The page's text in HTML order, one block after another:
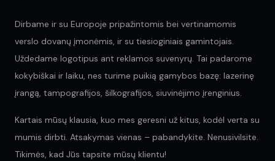
Dirbame ir su Europoje pripažintomis bei vertinamomis
verslo dovanų įmonėmis, ir su tiesioginiais gamintojais.
Uždedame logotipus ant reklamos suvenyrų. Tai padarome
kokybiškai ir laiku, nes turime puikią gamybos bazę: lazerinę
įrangą, tampografijos, šilkografijos, siuvinėjimo įrenginius.
Kartais mūsų klausia, kuo mes geresni už kitus, kodėl verta su
mumis dirbti. Atsakymas vienas – pabandykite. Nenusivilsite.
Tikimės, kad Jūs tapsite mūsų klientu!